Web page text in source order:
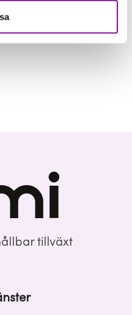
tillväxt